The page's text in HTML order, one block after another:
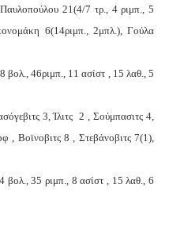
21(4/7 τρ., 4 ριμπ., 5
6(14ριμπ., 2μπλ.), Γούλα
βολ., 46ριμπ., 11 ασίστ , 15 λαθ., 5
3, Ίλιτς 2 , Σούμπασιτς 4,
, Βοϊνοβιτς 8 , Στεβάνοβιτς 7(1),
βολ., 35 ριμπ., 8 ασίστ , 15 λαθ., 6